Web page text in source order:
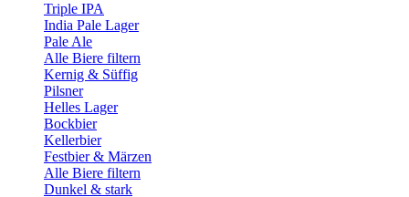
Triple IPA
India Pale Lager
Pale Ale
Alle Biere filtern
Kernig & Süffig
Pilsner
Helles Lager
Bockbier
Kellerbier
Festbier & Märzen
Alle Biere filtern
Dunkel & stark